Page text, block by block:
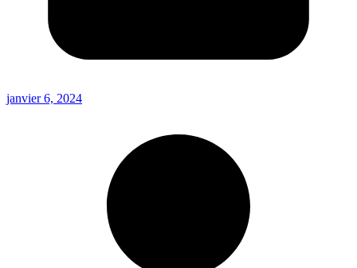
janvier 6, 2024